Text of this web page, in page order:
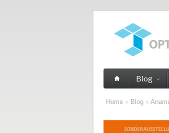
Home » Blog »
Blog